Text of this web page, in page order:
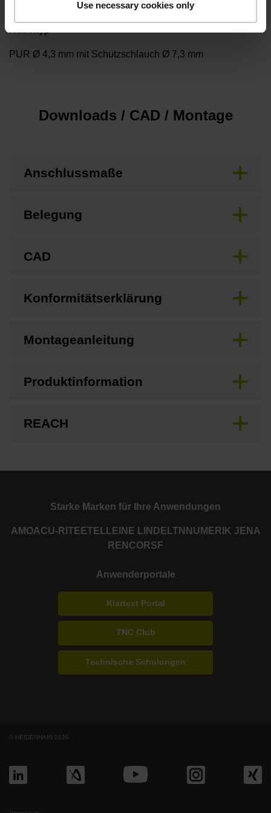
Use necessary cookies only
Kabeltyp
PUR Ø 4,3 mm mit Schutzschlauch Ø 7,3 mm
Downloads / CAD / Montage
Anschlussmaße
Belegung
CAD
Konformitätserklärung
Montageanleitung
Produktinformation
REACH
Starke Marken für Ihre Anwendungen
AMOACU-RITE ETEL LEINE LINDE LTN NUMERIK JENA
RENCORSF
Anwenderportale
Klartext Portal
TNC Club
Technische Schulungen
© HEIDENHAIN 2026